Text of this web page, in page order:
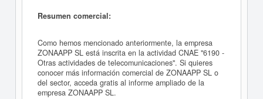
Resumen comercial:
Como hemos mencionado anteriormente, la empresa
ZONAAPP SL está inscrita en la actividad CNAE "6190 -
Otras actividades de telecomunicaciones". Si quieres
conocer más información comercial de ZONAAPP SL o
del sector, acceda gratis al informe ampliado de la
empresa ZONAAPP SL.